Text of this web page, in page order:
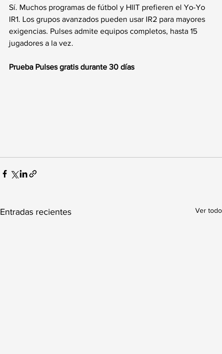
Sí. Muchos programas de fútbol y HIIT prefieren el Yo-Yo
IR1. Los grupos avanzados pueden usar IR2 para mayores
exigencias. Pulses admite equipos completos, hasta 15
jugadores a la vez.
Prueba Pulses gratis durante 30 días
Entradas recientes Ver todo